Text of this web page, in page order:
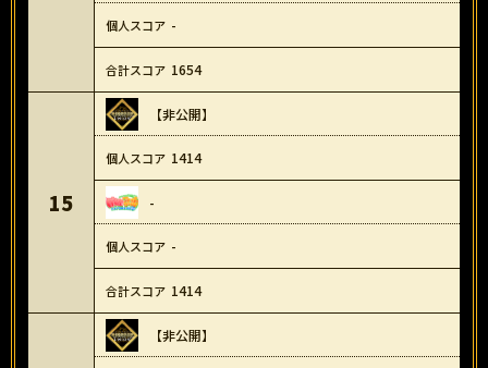
-
1654
15
【非公開】
1414
-
-
1414
【非公開】